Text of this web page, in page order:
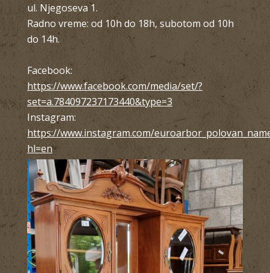
ul. Njegoseva 1.
Radno vreme: od 10h do 18h, subotom od 10h
do 14h.
Facebook:
https://www.facebook.com/media/set/?
set=a.784097237173440&type=3
Instagram:
https://www.instagram.com/
hl=en